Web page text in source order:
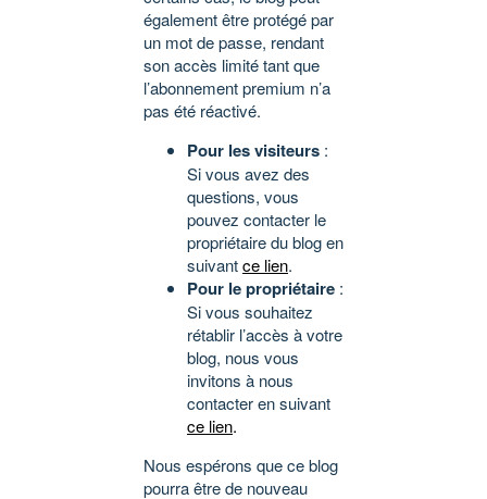
également être protégé par
un mot de passe, rendant
son accès limité tant que
l’abonnement premium n’a
pas été réactivé.
Pour les visiteurs :
Si vous avez des
questions, vous
pouvez contacter le
propriétaire du blog en
suivantce lien.
Pour le propriétaire :
Si vous souhaitez
rétablir l’accès à votre
blog, nous vous
invitons à nous
contacter en suivant
ce lien.
Nous espérons que ce blog
pourra être de nouveau